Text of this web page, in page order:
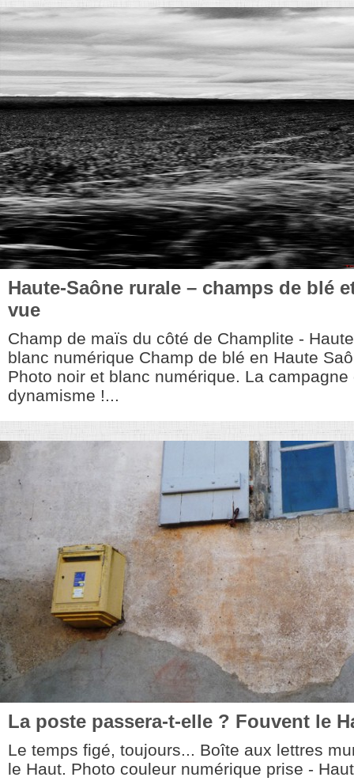
Haute-Saône rurale – champs de blé
vue
Champ de maïs du côté de Champlite -
blanc numérique Champ de blé en Haute
Photo noir et blanc numérique. La
dynamisme !...
La poste passera-t-elle ? Fouvent le
Le temps figé, toujours... Boîte aux lettres
le Haut. Photo couleur numérique prise -